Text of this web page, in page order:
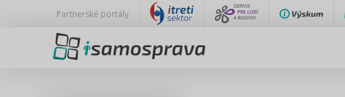
Partnerské portály